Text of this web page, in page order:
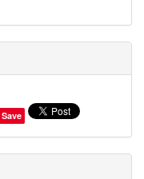
Save